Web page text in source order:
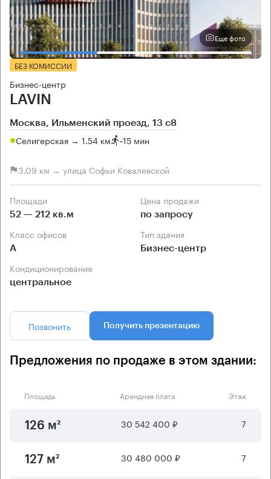
Еще фото
БЕЗ КОМИССИИ
Бизнес-центр
LAVIN
Москва, Ильменский проезд, 13 с8
Селигерская → 1.54 км ~15 мин
3.09 км → улица Софьи Ковалевской
Площади
52 — 212 кв.м
Цена продажи
по запросу
Класс офисов
А
Тип здания
Бизнес-центр
Кондиционирование
центральное
Позвонить Получить презентацию
Предложения по продаже в этом здании:
Площадь Арендная плата Этаж
126 м² 30 542 400 ₽ 7
127 м² 30 480 000 ₽ 7